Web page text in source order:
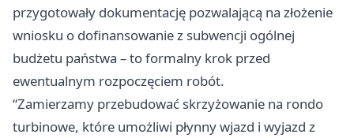
przygotowały dokumentację pozwalającą na złożenie
wniosku o dofinansowanie z subwencji ogólnej
budżetu państwa – to formalny krok przed
ewentualnym rozpoczęciem robót.
“Zamierzamy przebudować skrzyżowanie na rondo
turbinowe, które umożliwi płynny wjazd i wyjazd z